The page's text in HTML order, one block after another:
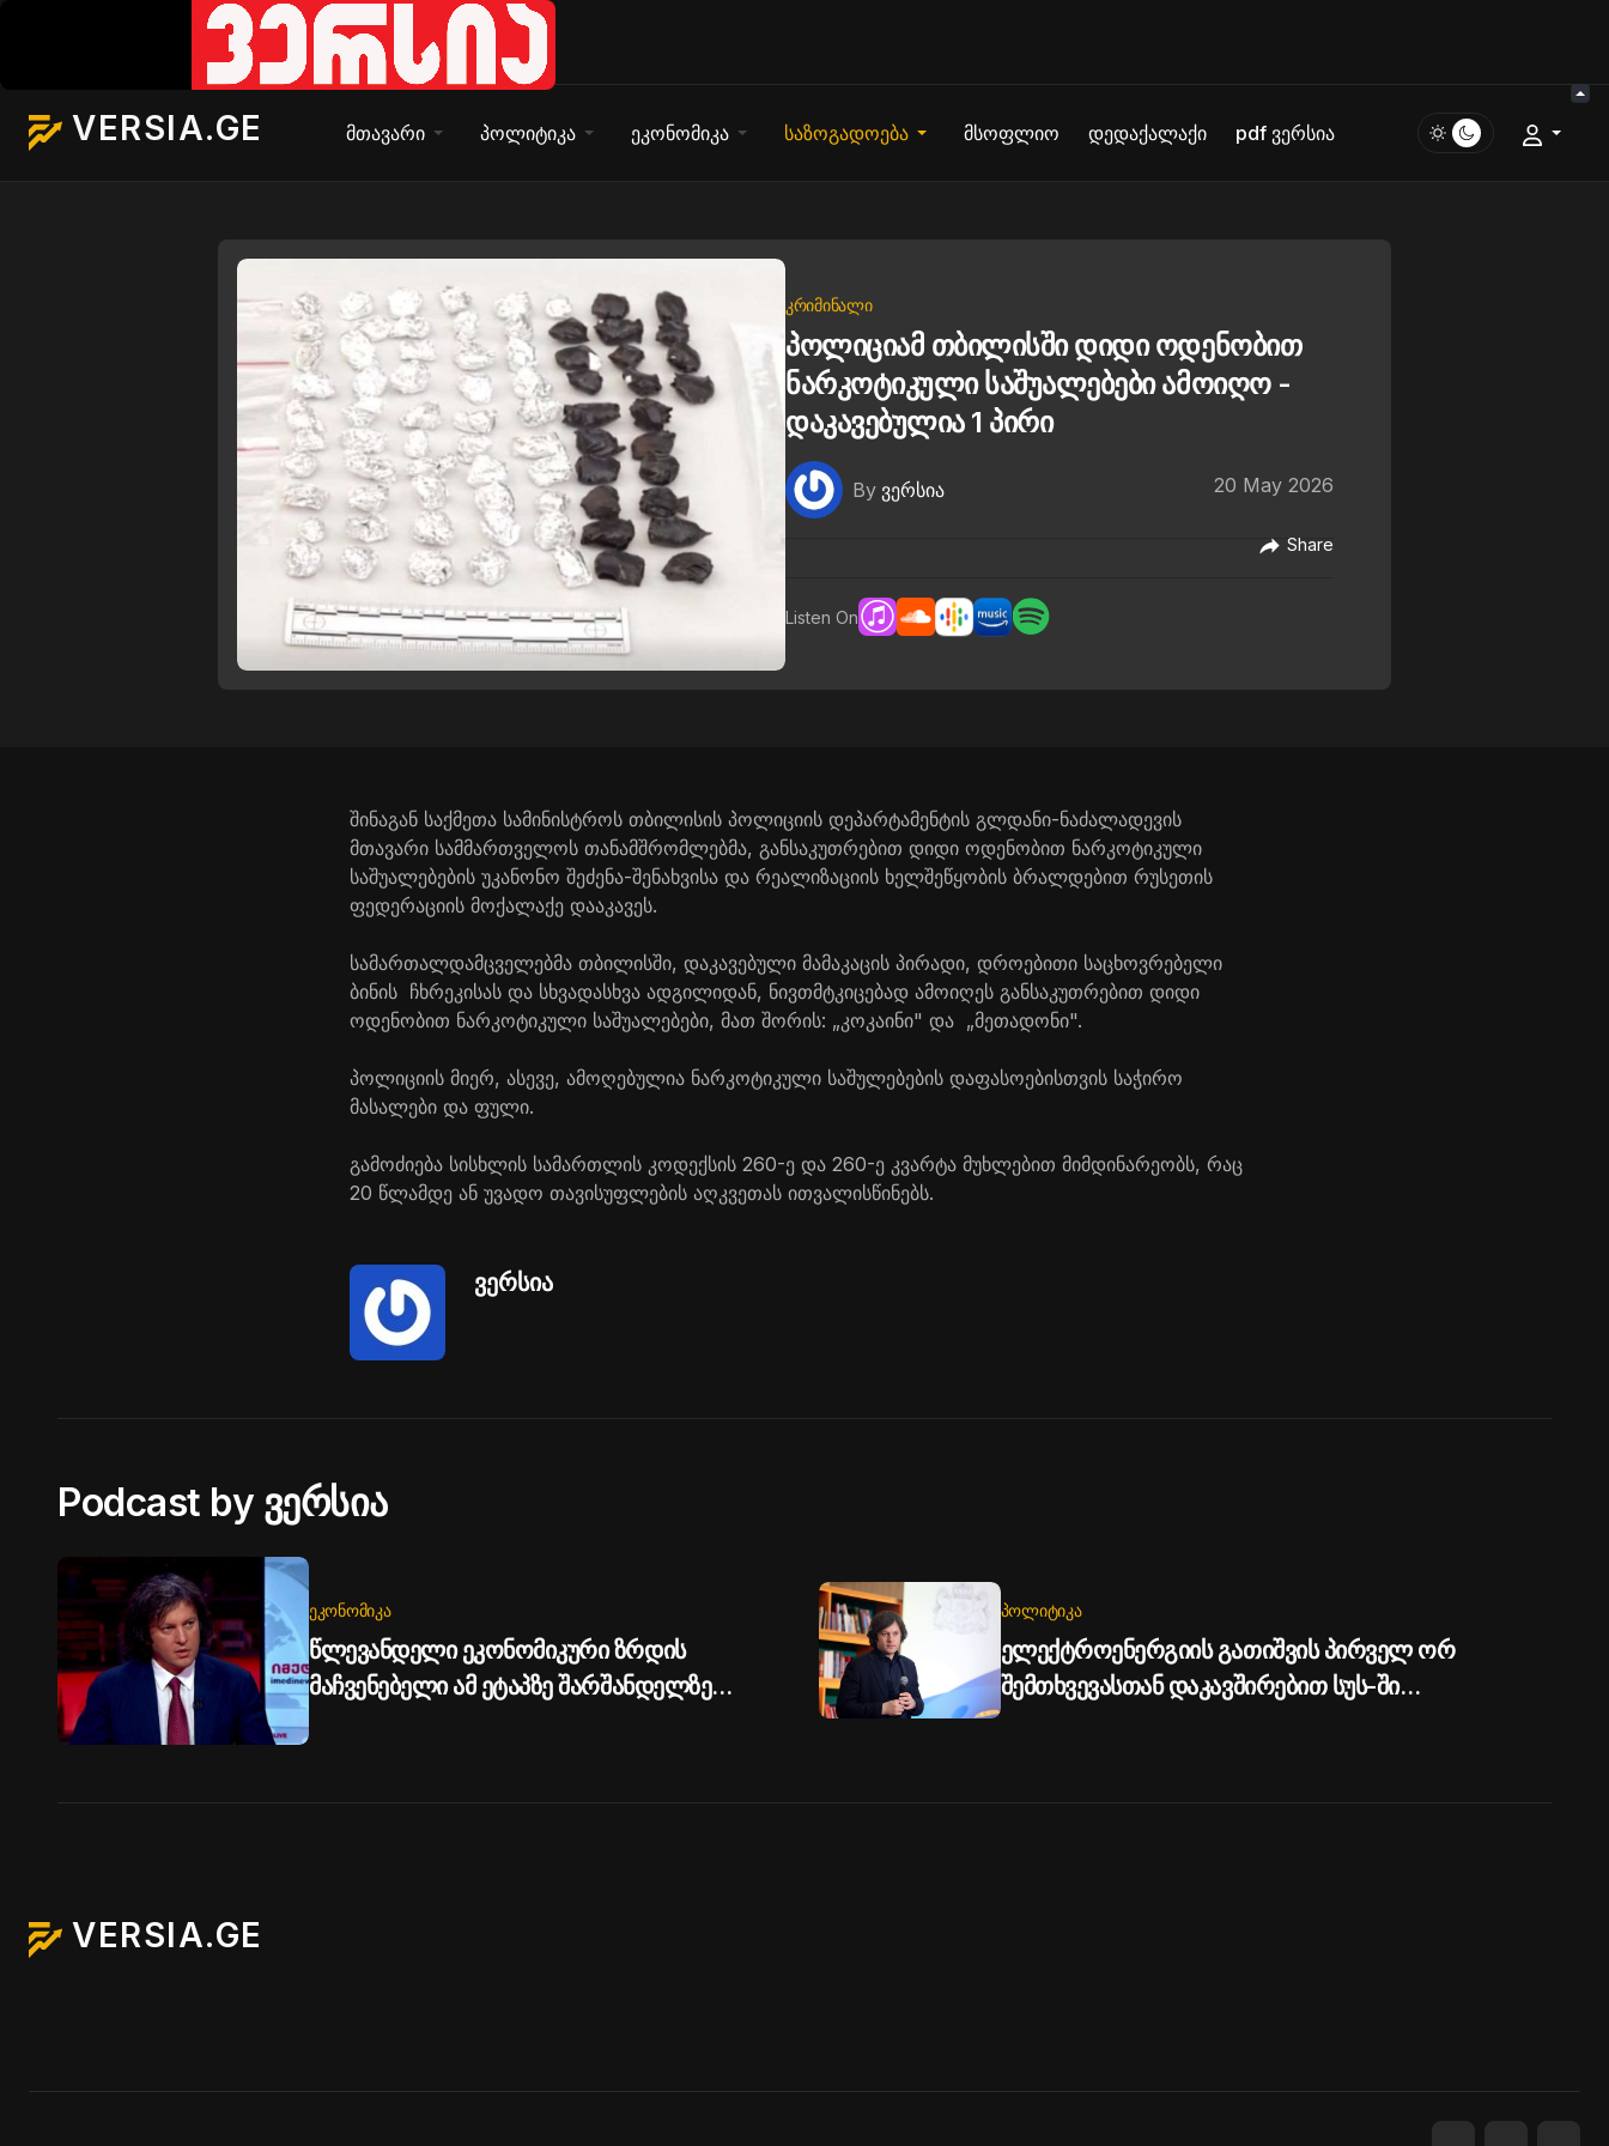
VERSIA.GE მთავარი პოლიტიკა ეკონომიკა საზოგადოება მსოფლიო დედაქალაქი pdf ვერსია
ᲙᲠᲘᲛᲘᲜᲐᲚᲘ
პოლიციამ თბილისში დიდი ოდენობით
ნარკოტიკული საშუალებები ამოიღო -
დაკავებულია 1 პირი
By ვერსია 20 May 2026
Share
Listen On
შინაგან საქმეთა სამინისტროს თბილისის პოლიციის დეპარტამენტის გლდანი-ნაძალადევის
მთავარი სამმართველოს თანამშრომლებმა, განსაკუთრებით დიდი ოდენობით ნარკოტიკული
საშუალებების უკანონო შეძენა-შენახვისა და რეალიზაციის ხელშეწყობის ბრალდებით რუსეთის
ფედერაციის მოქალაქე დააკავეს.
სამართალდამცველებმა თბილისში, დაკავებული მამაკაცის პირადი, დროებითი საცხოვრებელი
ბინის ჩხრეკისას და სხვადასხვა ადგილიდან, ნივთმტკიცებად ამოიღეს განსაკუთრებით დიდი
ოდენობით ნარკოტიკული საშუალებები, მათ შორის: „კოკაინი" და „მეთადონი".
პოლიციის მიერ, ასევე, ამოღებულია ნარკოტიკული საშულებების დაფასოებისთვის საჭირო
მასალები და ფული.
გამოძიება სისხლის სამართლის კოდექსის 260-ე და 260-ე კვარტა მუხლებით მიმდინარეობს, რაც
20 წლამდე ან უვადო თავისუფლების აღკვეთას ითვალისწინებს.
ვერსია
Podcast by ვერსია
ᲔᲙᲝᲜᲝᲛᲘᲙᲐ
წლევანდელი ეკონომიკური ზრდის
მაჩვენებელი ამ ეტაპზე შარშანდელზე
ᲞᲝᲚᲘᲢᲘᲙᲐ
ელექტროენერგიის გათიშვის პირველ ორ
შემთხვევასთან დაკავშირებით სუს-ში
წარიმართება გამოძიება, მესამე გათიშვას ჰქონდა
VERSIA.GE